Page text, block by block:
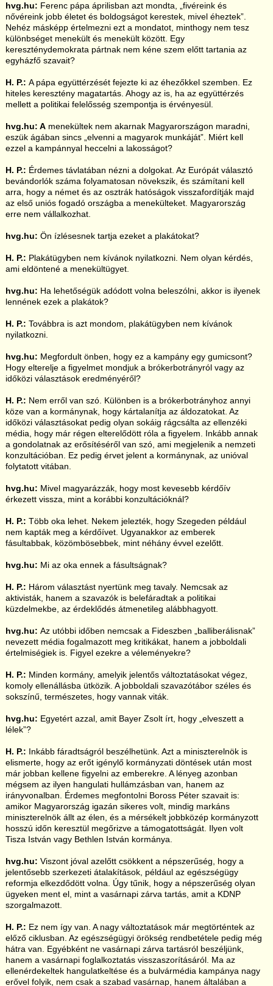
hvg.hu: Ferenc pápa áprilisban azt mondta, „fivéreink és
nővéreink jobb életet és boldogságot kerestek, mivel éheztek”.
Nehéz másképp értelmezni ezt a mondatot, minthogy nem tesz
különbséget menekült és menekült között. Egy
kereszténydemokrata pártnak nem kéne szem előtt tartania az
egyházfő szavait?
H. P.: A pápa együttérzését fejezte ki az éhezőkkel szemben. Ez
hiteles keresztény magatartás. Ahogy az is, ha az együttérzés
mellett a politikai felelősség szempontja is érvényesül.
hvg.hu: Amenekültek nem akarnak Magyarországon maradni,
eszük ágában sincs „elvenni a magyarok munkáját”. Miért kell
ezzel a kampánnyal heccelni a lakosságot?
H. P.: Érdemes távlatában nézni a dolgokat. Az Európát választó
bevándorlók száma folyamatosan növekszik, és számítani kell
arra, hogy a német és az osztrák hatóságok visszafordítják majd
az első uniós fogadó országba a menekülteket. Magyarország
erre nem vállalkozhat.
hvg.hu: Ön ízlésesnek tartja ezeket a plakátokat?
H. P.: Plakátügyben nem kívánok nyilatkozni. Nem olyan kérdés,
ami eldöntené a menekültügyet.
hvg.hu: Ha lehetőségük adódott volna beleszólni, akkor is ilyenek
lennének ezek a plakátok?
H. P.: Továbbra is azt mondom, plakátügyben nem kívánok
nyilatkozni.
hvg.hu: Megfordult önben, hogy ez a kampány egy gumicsont?
Hogy elterelje a figyelmet mondjuk a brókerbotrányról vagy az
időközi választások eredményéről?
H. P.: Nem erről van szó. Különben is a brókerbotrányhoz annyi
köze van a kormánynak, hogy kártalanítja az áldozatokat. Az
időközi választásokat pedig olyan sokáig rágcsálta az ellenzéki
média, hogy már régen elterelődött róla a figyelem. Inkább annak
a gondolatnak az erősítéséről van szó, ami megjelenik a nemzeti
konzultációban. Ez pedig érvet jelent a kormánynak, az unióval
folytatott vitában.
hvg.hu: Mivel magyarázzák, hogy most kevesebb kérdőív
érkezett vissza, mint a korábbi konzultációknál?
H. P.: Több oka lehet. Nekem jelezték, hogy Szegeden például
nem kapták meg a kérdőívet. Ugyanakkor az emberek
fásultabbak, közömbösebbek, mint néhány évvel ezelőtt.
hvg.hu: Mi az oka ennek a fásultságnak?
H. P.: Három választást nyertünk meg tavaly. Nemcsak az
aktivisták, hanem a szavazók is belefáradtak a politikai
küzdelmekbe, az érdeklődés átmenetileg alábbhagyott.
hvg.hu: Az utóbbi időben nemcsak a Fideszben „balliberálisnak”
nevezett média fogalmazott meg kritikákat, hanem a jobboldali
értelmiségiek is. Figyel ezekre a véleményekre?
H. P.: Minden kormány, amelyik jelentős változtatásokat végez,
komoly ellenállásba ütközik. A jobboldali szavazótábor széles és
sokszínű, természetes, hogy vannak viták.
hvg.hu: Egyetért azzal, amit Bayer Zsolt írt, hogy „elveszett a
lélek”?
H. P.: Inkább fáradtságról beszélhetünk. Azt a miniszterelnök is
elismerte, hogy az erőt igénylő kormányzati döntések után most
már jobban kellene figyelni az emberekre. A lényeg azonban
mégsem az ilyen hangulati hullámzásban van, hanem az
irányvonalban. Érdemes megfontolni Boross Péter szavait is:
amikor Magyarország igazán sikeres volt, mindig markáns
miniszterelnök állt az élen, és a mérsékelt jobbközép kormányzott
hosszú időn keresztül megőrizve a támogatottságát. Ilyen volt
Tisza István vagy Bethlen István kormánya.
hvg.hu: Viszont jóval azelőtt csökkent a népszerűség, hogy a
jelentősebb szerkezeti átalakítások, például az egészségügy
reformja elkezdődött volna. Úgy tűnik, hogy a népszerűség olyan
ügyeken ment el, mint a vasárnapi zárva tartás, amit a KDNP
szorgalmazott.
H. P.: Ez nem így van. A nagy változtatások már megtörténtek az
előző ciklusban. Az egészségügyi örökség rendbetétele pedig még
hátra van. Egyébként ne vasárnapi zárva tartásról beszéljünk,
hanem a vasárnapi foglalkoztatás visszaszorításáról. Ma az
ellenérdekeltek hangulatkeltése és a bulvármédia kampánya nagy
erővel folyik, nem csak a szabad vasárnap, hanem általában a